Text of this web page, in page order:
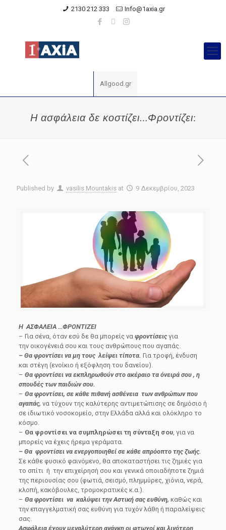
2130 212 333 Info@1axia.gr
Allgood.gr
Η ασφάλεια δε κοστίζει…Φροντίζει:
Published by vasilis Mountakis at 9 Δεκεμβρίου, 2023
Η ΑΣΦΑΛΕΙΑ …ΦΡΟΝΤΙΖΕΙ
– Για σένα, όταν εσύ δε θα μπορείς να φροντίσεις για
την οικογένειά σου και τους ανθρώπους που αγαπάς.
– Θα φροντίσει να μη τους λείψει τίποτα. Για τροφή, ένδυση
και στέγη (ενοίκιο ή εξόφληση του δανείου).
– Θα φροντίσει να εκπληρωθούν στο ακέραιο τα όνειρά σου , η
σπουδές των παιδιών σου.
– Θα φροντίσει, σε κάθε πιθανή ασθένεια των ανθρώπων που
αγαπάς, να τύχουν της καλύτερης αντιμετώπισης σε δημόσιο ή
σε ιδιωτικό νοσοκομείο, στην Ελλάδα αλλά και ολόκληρο το
κόσμο.
– Θα φροντίσει να συμπληρώσει τη σύνταξη σου, για να
μπορείς να έχεις ήρεμα γεράματα.
– Θα φροντίσει να ενεργοποιηθεί σε κάθε απρόοπτο της ζωής.
Σε κάθε φυσικό φαινόμενο, θα αποκαταστήσει τις ζημιές για
το σπίτι ή την επιχείρησή σου και γενικά οποιαδήποτε ζημιά
της περιουσίας σoυ (φωτιά, σεισμό, πλημμύρες, χιόνια, νερά,
κλοπή, κακόβουλες, τρομοκρατικές κ.α.).
– Θα φροντίσει να καλύψει την Αστική σας ευθύνη, καθώς και
την επαγγελματική σας ευθύνη για τυχόν λάθη ή παραλείψεις
σας.
Ασφάλεια έχουν μεγαλύτερη ανάγκη οι φτωχοί και λιγότερη